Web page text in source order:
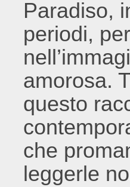
Paradiso,
periodi,
amorosa.
questo
che
leggerle